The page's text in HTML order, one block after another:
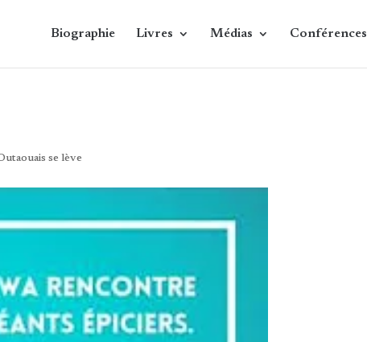
Biographie Livres Médias Conférences
se lève